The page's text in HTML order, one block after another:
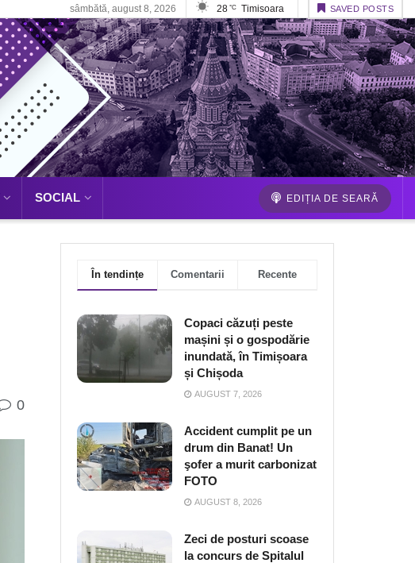
sâmbătă, august 8, 2026 28 °C Timisoara SAVED POSTS
SOCIAL EDIȚIA DE SEARĂ
0
În tendințe Comentarii Recente
Copaci căzuți peste
mașini și o gospodărie
inundată, în Timișoara
și Chișoda
AUGUST 7, 2026
Accident cumplit pe un
drum din Banat! Un
şofer a murit carbonizat
FOTO
AUGUST 8, 2026
Zeci de posturi scoase
la concurs de Spitalul